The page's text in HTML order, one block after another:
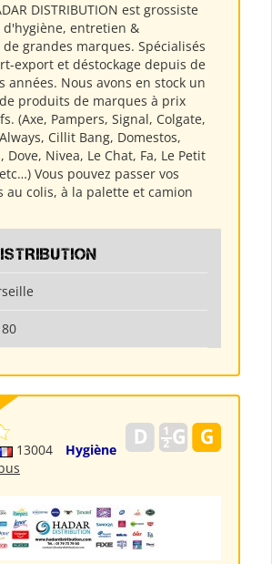
DISTRIBUTION est grossiste
entretien &
grandes marques. Spécialisés
export et déstockage depuis de
années. Nous avons en stock un
produits de marques à prix
(Axe, Pampers, Signal, Colgate,
Cillit Bang, Domestos,
Dove, Nivea, Le Chat, Fa, Le Petit
Vous pouvez passer vos
au colis, à la palette et camion
13004
Hygiène